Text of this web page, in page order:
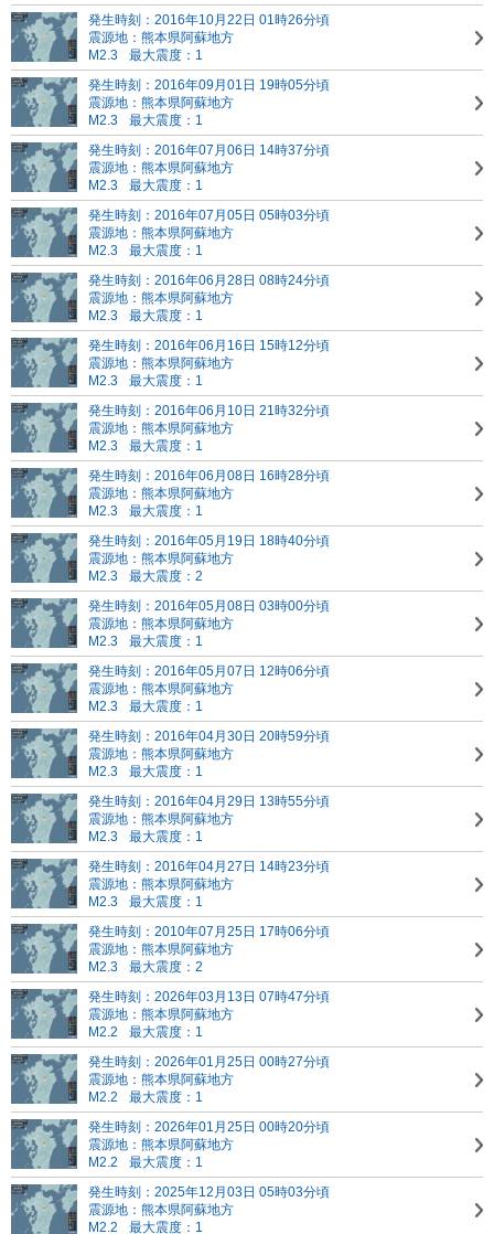
発生時刻：2016年10月22日 01時26分頃
震源地：熊本県阿蘇地方
M2.3
最大震度：1
発生時刻：2016年09月01日 19時05分頃
震源地：熊本県阿蘇地方
M2.3
最大震度：1
発生時刻：2016年07月06日 14時37分頃
震源地：熊本県阿蘇地方
M2.3
最大震度：1
発生時刻：2016年07月05日 05時03分頃
震源地：熊本県阿蘇地方
M2.3
最大震度：1
発生時刻：2016年06月28日 08時24分頃
震源地：熊本県阿蘇地方
M2.3
最大震度：1
発生時刻：2016年06月16日 15時12分頃
震源地：熊本県阿蘇地方
M2.3
最大震度：1
発生時刻：2016年06月10日 21時32分頃
震源地：熊本県阿蘇地方
M2.3
最大震度：1
発生時刻：2016年06月08日 16時28分頃
震源地：熊本県阿蘇地方
M2.3
最大震度：1
発生時刻：2016年05月19日 18時40分頃
震源地：熊本県阿蘇地方
M2.3
最大震度：2
発生時刻：2016年05月08日 03時00分頃
震源地：熊本県阿蘇地方
M2.3
最大震度：1
発生時刻：2016年05月07日 12時06分頃
震源地：熊本県阿蘇地方
M2.3
最大震度：1
発生時刻：2016年04月30日 20時59分頃
震源地：熊本県阿蘇地方
M2.3
最大震度：1
発生時刻：2016年04月29日 13時55分頃
震源地：熊本県阿蘇地方
M2.3
最大震度：1
発生時刻：2016年04月27日 14時23分頃
震源地：熊本県阿蘇地方
M2.3
最大震度：1
発生時刻：2010年07月25日 17時06分頃
震源地：熊本県阿蘇地方
M2.3
最大震度：2
発生時刻：2026年03月13日 07時47分頃
震源地：熊本県阿蘇地方
M2.2
最大震度：1
発生時刻：2026年01月25日 00時27分頃
震源地：熊本県阿蘇地方
M2.2
最大震度：1
発生時刻：2026年01月25日 00時20分頃
震源地：熊本県阿蘇地方
M2.2
最大震度：1
発生時刻：2025年12月03日 05時03分頃
震源地：熊本県阿蘇地方
M2.2
最大震度：1